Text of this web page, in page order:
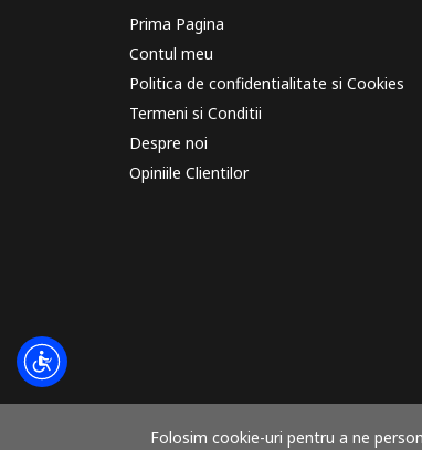
Folosim cookie-uri pentru a ne
Prima Pagina
Contul meu
Politica de confidentialitate si Cookies
Termeni si Conditii
Despre noi
Opiniile Clientilor